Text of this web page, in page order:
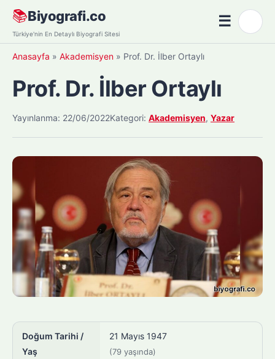
Skip
content
📚Biyografi.co
Türkiye'nin En Detaylı Biyografi Sitesi
☰Menü
Anasayfa » Akademisyen » Prof. Dr. İlber Ortaylı
Prof. Dr. İlber Ortaylı
Yayınlanma: 22/06/2022Kategori: Akademisyen, Yazar
Doğum Tarihi /
Yaş
21 Mayıs 1947
(79 yaşında)